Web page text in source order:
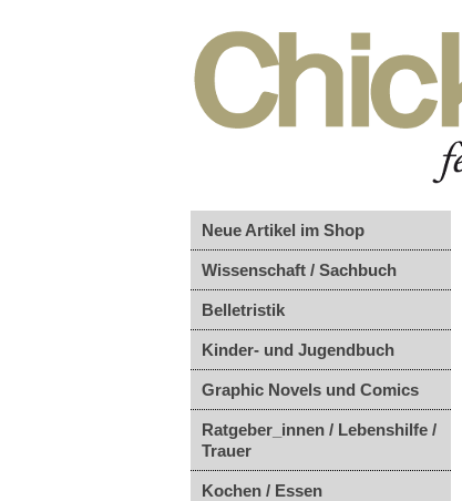
Neue Artikel im Shop
Wissenschaft / Sachbuch
Belletristik
Kinder- und Jugendbuch
Graphic Novels und Comics
Ratgeber_innen / Lebenshilfe /
Trauer
Kochen / Essen